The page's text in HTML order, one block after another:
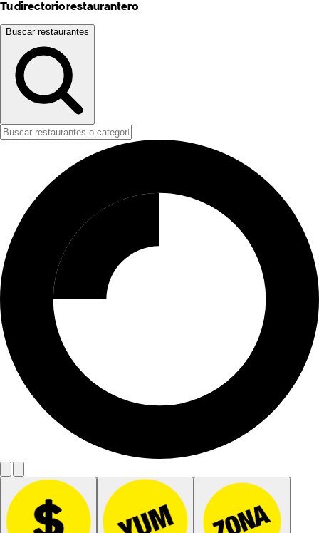
Tu directorio restaurantero
Buscar restaurantes